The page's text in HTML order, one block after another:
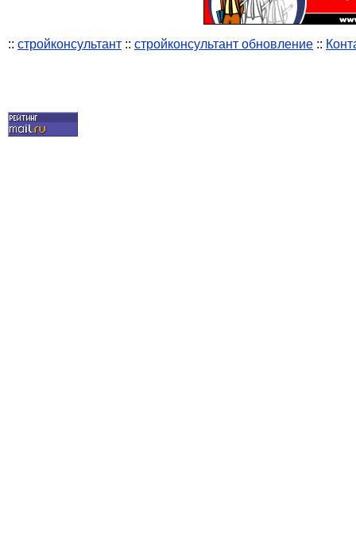
:: стройконсультант :: стройконсультант обновление ::